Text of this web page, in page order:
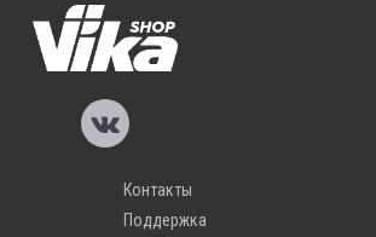
Контакты
Поддержка